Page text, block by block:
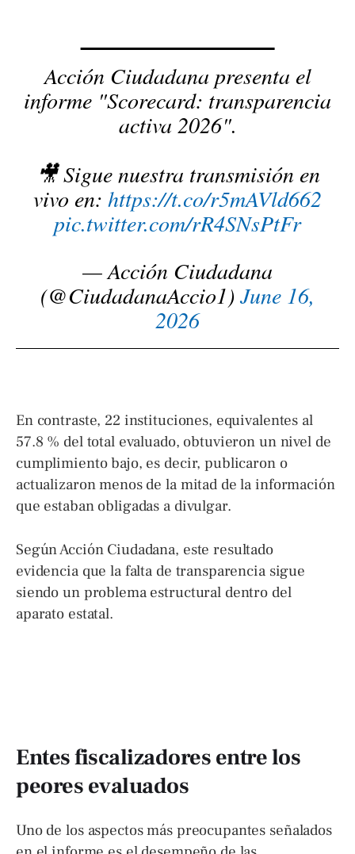
Acción Ciudadana presenta el
informe "Scorecard: transparencia
activa 2026".
🎥 Sigue nuestra transmisión en
vivo en: https://t.co/r5mAVld662
pic.twitter.com/rR4SNsPtFr
— Acción Ciudadana
(@CiudadanaAccio1)June 16,
2026
En contraste, 22 instituciones, equivalentes al
57.8 % del total evaluado, obtuvieron un nivel de
cumplimiento bajo, es decir, publicaron o
actualizaron menos de la mitad de la información
que estaban obligadas a divulgar.
Según Acción Ciudadana, este resultado
evidencia que la falta de transparencia sigue
siendo un problema estructural dentro del
aparato estatal.
Entes fiscalizadores entre los
peores evaluados
Uno de los aspectos más preocupantes señalados